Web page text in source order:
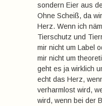
sondern Eier aus
Ohne Scheiß, da
Herz. Wenn ich
Tierschutz und
mir nicht um Label
mir nicht um
geht es ja wirklich
echt das Herz,
verharmlost wird,
wird, wenn bei der